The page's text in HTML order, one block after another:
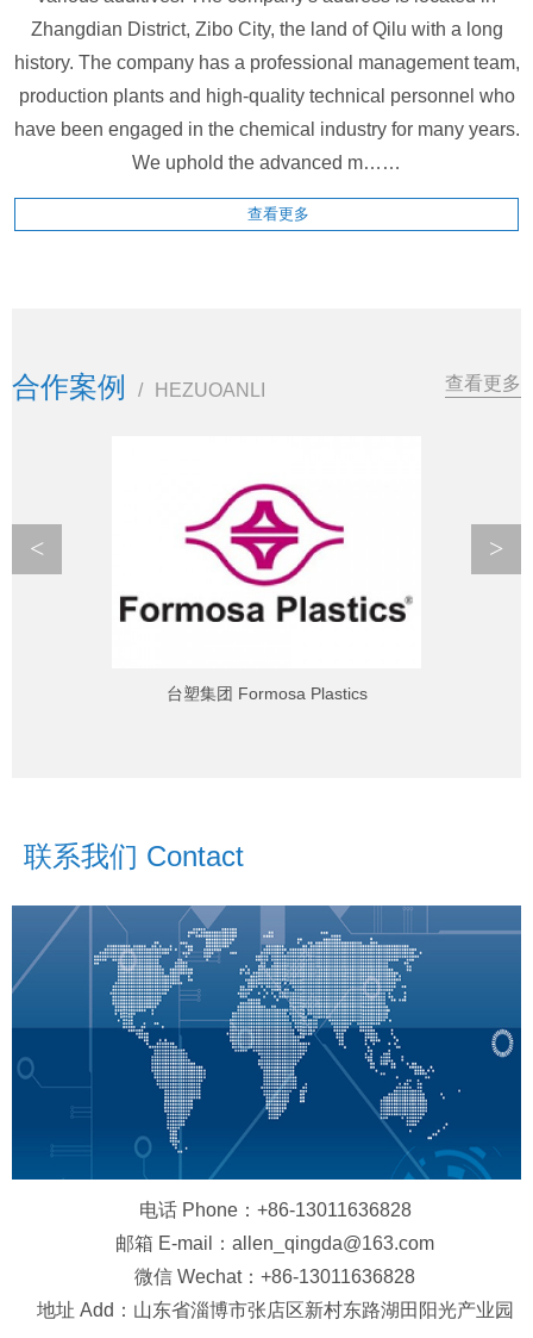
Zhangdian District, Zibo City, the land of Qilu with a long
history. The company has a professional management team,
production plants and high-quality technical personnel who
have been engaged in the chemical industry for many years.
We uphold the advanced m……
查看更多
合作案例 / HEZUOANLI 查看更多
台塑集团 Formosa Plastics
< >
联系我们 Contact
电话 Phone：+86-13011636828
邮箱 E-mail：allen_qingda@163.com
微信 Wechat：+86-13011636828
地址 Add：山东省淄博市张店区新村东路湖田阳光产业园